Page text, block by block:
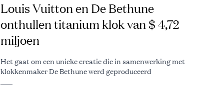
Louis Vuitton en De Bethune
onthullen titanium klok van $ 4,72
miljoen
Het gaat om een unieke creatie die in samenwerking met
klokkenmaker De Bethune werd geproduceerd